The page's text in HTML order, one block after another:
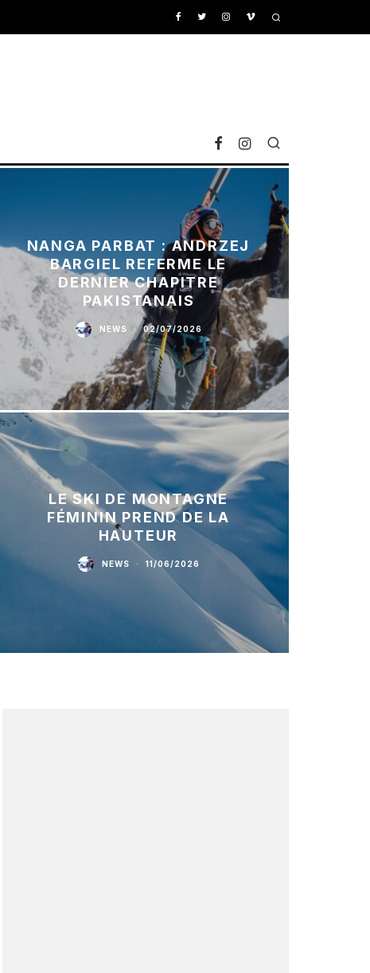
NANGA PARBAT : ANDRZEJ
BARGIEL REFERME LE
DERNIER CHAPITRE
PAKISTANAIS
NEWS · 02/07/2026
LE SKI DE MONTAGNE
FÉMININ PREND DE LA
HAUTEUR
NEWS · 11/06/2026